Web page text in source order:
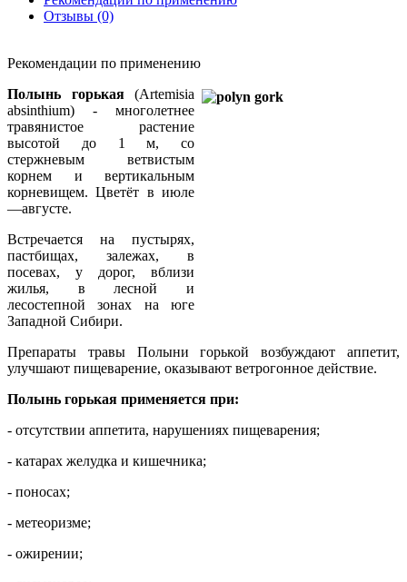
Отзывы (0)
Рекомендации по применению
Полынь горькая(Artemisia
absinthium) - многолетнее
травянистое растение
высотой до 1 м, со
стержневым ветвистым
корнем и вертикальным
корневищем. Цветёт в июле
—августе.
Встречается на пустырях,
пастбищах, залежах, в
посевах, у дорог, вблизи
жилья, в лесной и
лесостепной зонах на юге
Западной Сибири.
Препараты травы Полыни горькой возбуждают аппетит,
улучшают пищеварение, оказывают ветрогонное действие.
Полынь горькая применяется при:
- отсутствии аппетита, нарушениях пищеварения;
- катарах желудка и кишечника;
- поносах;
- метеоризме;
- ожирении;